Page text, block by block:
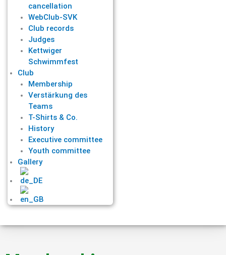
cancellation
WebClub-SVK
Club records
Judges
Kettwiger
Schwimmfest
Club
Membership
Verstärkung des
Teams
T-Shirts & Co.
History
Executive committee
Youth committee
Gallery